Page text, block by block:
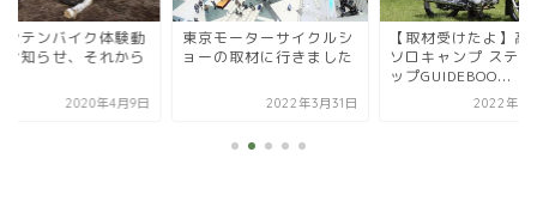
モーターサイクルシ
の取材に行きました
2022年3月31日
【取材受けたよ】高木、
ソロキャンプ ステップア
2022年5月13日
【告知】十津川村の
記事が公開されまし
2020年2